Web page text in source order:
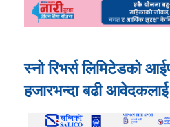
स्नो रिभर्स लिमिटेडको
हजारभन्दा बढी